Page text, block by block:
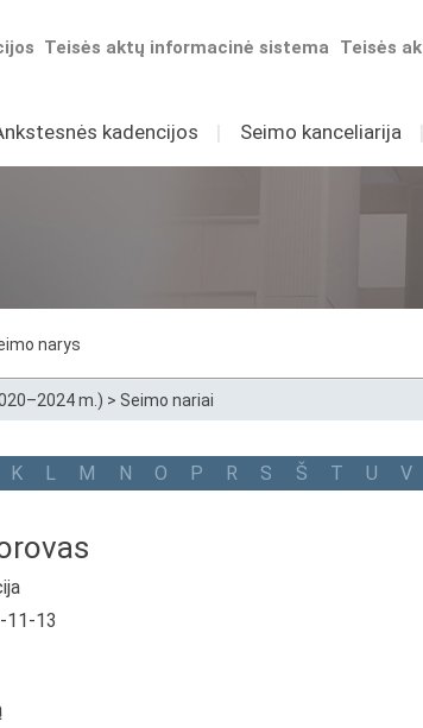
Teisės
Teisės aktų informacinė sistema
kadencijos I Seimo kanceliarija I
narys
m.) > Seimo nariai
K L M N O P R S Š T U V
11-13